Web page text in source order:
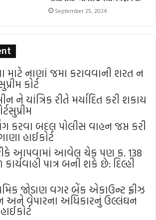
September 25, 2024
નાણાં જમા કરાવવાની શરત ન
કોર્ટ
ને યાંત્રિક રીતે મર્યાદિત કરી શકાય
કરવા બદલ પોલીસ વાહન જપ્ત કરી
હાઈકોર્ટ
આપવામાં આવેલ ચેક પણ ક. 138
પાત્ર બની શકે છે: દિલ્હી
જોડાણ વગર બેંક એકાઉન્ટ ફ્રીઝ
અને વેપારના અધિકારનું ઉલ્લંઘન